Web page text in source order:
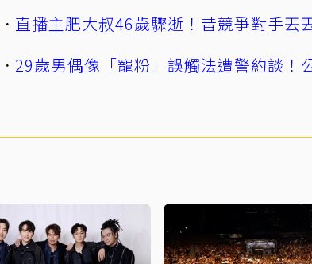
直播主肥大叔46歲驟逝！昔競爭對手丟
29歲男偶像「寵粉」誤觸法遭警約談！